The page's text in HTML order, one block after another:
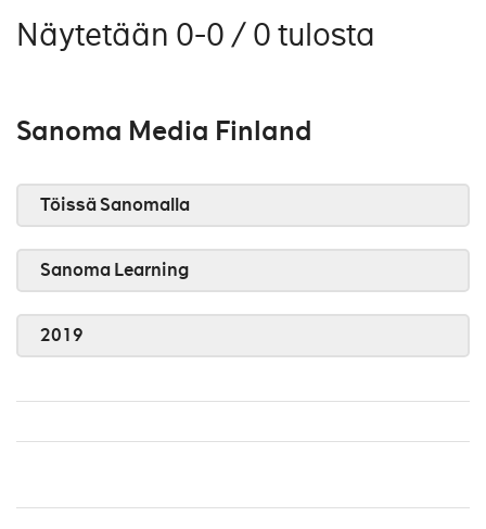
Näytetään 0-0 / 0 tulosta
Sanoma Media Finland
Töissä Sanomalla
Sanoma Learning
2019